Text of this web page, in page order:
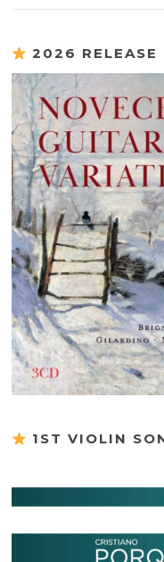
2026 RELEASE
1ST VIOLIN